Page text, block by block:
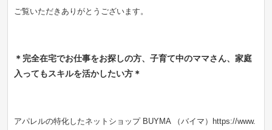
ご覧いただきありがとうございます。
＊完全在宅でお仕事をお探しの方、子育て中のママさん、家庭
入ってもスキルを活かしたい方＊
アパレルの特化したネットショップ BUYMA （バイマ）https://www.